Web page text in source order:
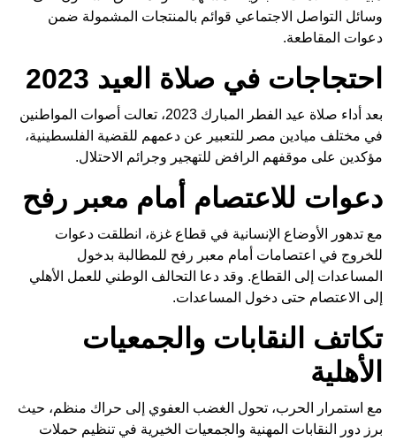
وسائل التواصل الاجتماعي قوائم بالمنتجات المشمولة ضمن
دعوات المقاطعة.
احتجاجات في صلاة العيد 2023
بعد أداء صلاة عيد الفطر المبارك 2023، تعالت أصوات المواطنين
في مختلف ميادين مصر للتعبير عن دعمهم للقضية الفلسطينية،
مؤكدين على موقفهم الرافض للتهجير وجرائم الاحتلال.
دعوات للاعتصام أمام معبر رفح
مع تدهور الأوضاع الإنسانية في قطاع غزة، انطلقت دعوات
للخروج في اعتصامات أمام معبر رفح للمطالبة بدخول
المساعدات إلى القطاع. وقد دعا التحالف الوطني للعمل الأهلي
إلى الاعتصام حتى دخول المساعدات.
تكاتف النقابات والجمعيات
الأهلية
مع استمرار الحرب، تحول الغضب العفوي إلى حراك منظم، حيث
برز دور النقابات المهنية والجمعيات الخيرية في تنظيم حملات